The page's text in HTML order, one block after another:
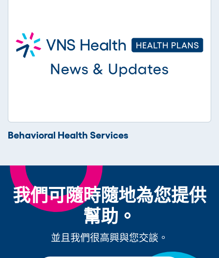
Behavioral Health Services
我們可隨時隨地為您提供
幫助。
並且我們很高興與您交談。